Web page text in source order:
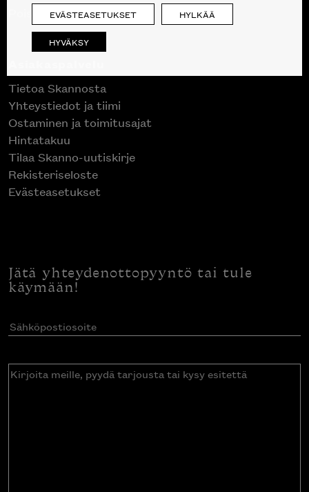
Poistuvat mallikappaleet
Tietoa Skannosta
Yhteystiedot ja tiimi
Ostaminen ja toimitusajat
Hintatakuu
Tilaa Skanno-uutiskirje
Rekisteriseloste
Evästeasetukset
Jätä yhteydenottopyyntö tai tule
käymään!
Sähköpostiosoite(Pakollinen)
Kirjoita
EVÄSTEASETUKSET HYLKÄÄ
HYVÄKSY